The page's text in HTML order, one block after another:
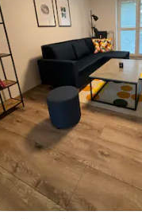
sur la base de 165